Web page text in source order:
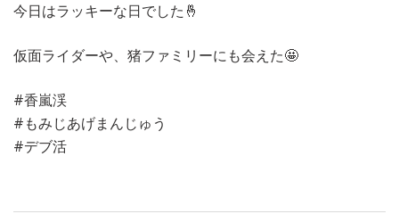
今日はラッキーな日でした🤞
仮面ライダーや、猪ファミリーにも会えた🤩
#香嵐渓
#もみじあげまんじゅう
#デブ活